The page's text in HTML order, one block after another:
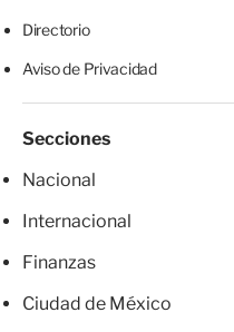
Directorio
Aviso de Privacidad
Secciones
Nacional
Internacional
Finanzas
Ciudad de México